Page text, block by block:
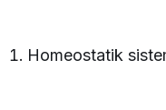
Homeostatik